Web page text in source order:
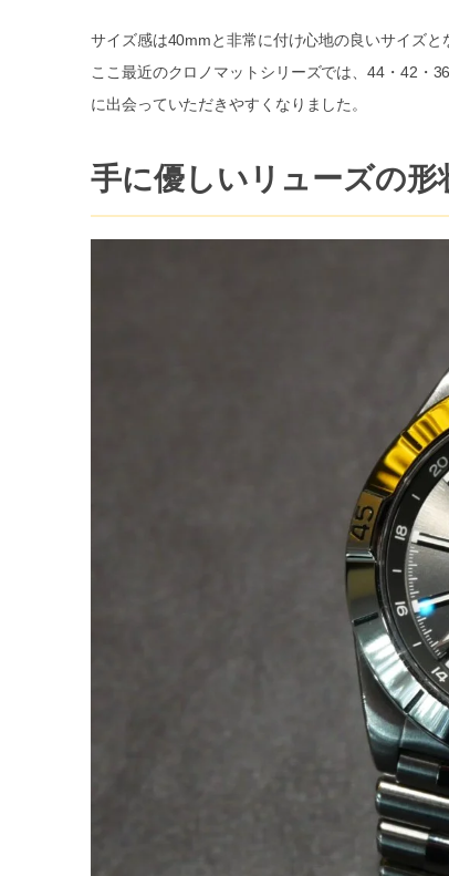
サイズ感は40mmと非常に付け心地の良いサイズと
ここ最近のクロノマットシリーズでは、44・42・
に出会っていただきやすくなりました。
手に優しいリューズの形